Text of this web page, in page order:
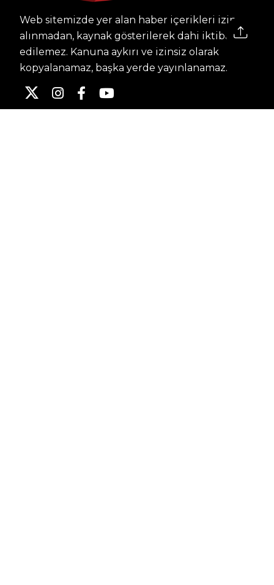
Web sitemizde yer alan haber içerikleri izin
alınmadan, kaynak gösterilerek dahi iktibas
edilemez. Kanuna aykırı ve izinsiz olarak
kopyalanamaz, başka yerde yayınlanamaz.